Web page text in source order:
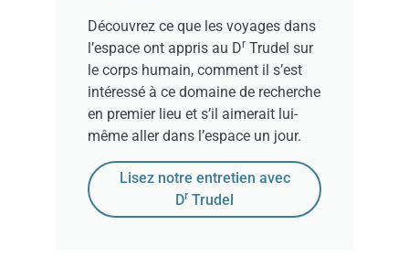
Découvrez ce que les voyages dans
l’espace ont appris au Dr Trudel sur
le corps humain, comment il s’est
intéressé à ce domaine de recherche
en premier lieu et s’il aimerait lui-
même aller dans l’espace un jour.
Lisez notre entretien avec
Dr Trudel